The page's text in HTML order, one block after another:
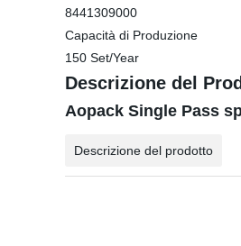
8441309000
Capacità di Produzione
150 Set/Year
Descrizione del
Aopack Single Pass
Descrizione del prodotto